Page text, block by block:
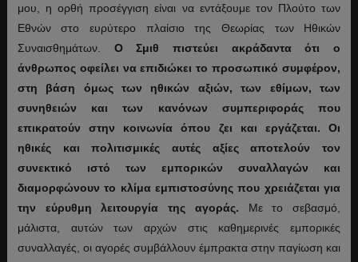
μου, η ορθή προσέγγιση είναι να εντάξουμε τον Πλούτο των
Εθνών στο ευρύτερο πλαίσιο της Θεωρίας των Ηθικών
Συναισθημάτων. Ο Σμιθ πιστεύει ακράδαντα ότι ο
άνθρωπος οφείλει να επιδιώκει το προσωπικό συμφέρον,
στη βάση όμως των ηθικών αξιών, των εθίμων, των
συνηθειών και των κανόνων συμπεριφοράς που
επικρατούν στην κοινωνία όπου ζει και εργάζεται. Οι
ηθικές και πολιτισμικές αυτές αξίες αποτελούν τον
συνεκτικό ιστό των εμπορικών συναλλαγών και
διαμορφώνουν το κλίμα εμπιστοσύνης που χρειάζεται για
την εύρυθμη λειτουργία της αγοράς. Με το σεβασμό,
μάλιστα, αυτών των αρχών στις καθημερινές εμπορικές
συναλλαγές, οι αγορές συμβάλλουν έμπρακτα στην παγίωση και